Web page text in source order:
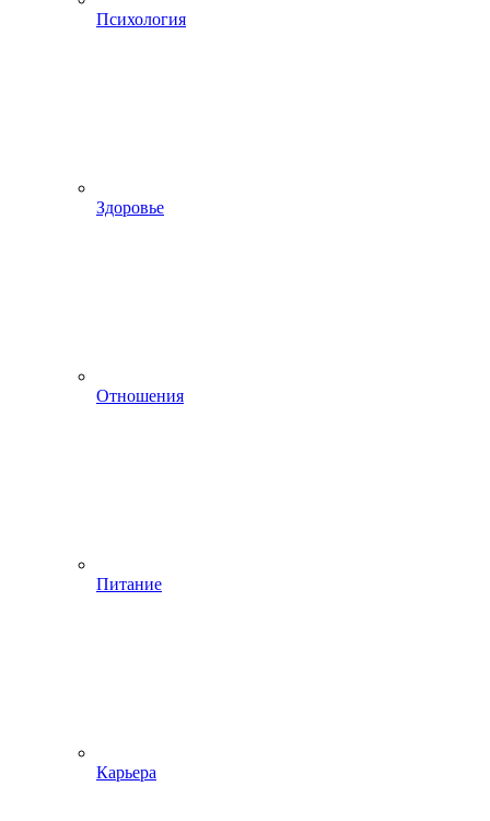
Психология
Здоровье
Отношения
Питание
Карьера